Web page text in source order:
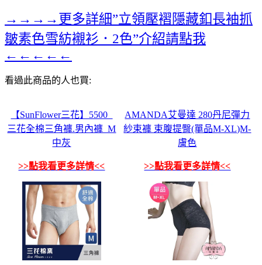
→→→→更多詳細”立領壓褶隱藏釦長袖抓
皺素色雪紡襯衫．2色”介紹請點我
←←←←←
看過此商品的人也買:
【SunFlower三花】5500_
三花全棉三角褲.男內褲_M
中灰
>>點我看更多詳情<<
AMANDA艾曼達 280丹尼彈力
紗束褲 束腹提臀(單品M-XL)M-
膚色
>>點我看更多詳情<<